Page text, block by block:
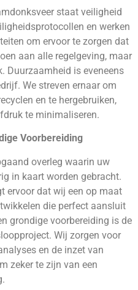
staat veiligheid
en werken
om ervoor te zorgen dat
aan alle regelgeving, maar
Duurzaamheid is eveneens
We streven ernaar om
en te hergebruiken,
te minimaliseren.
Voorbereiding
overleg waarin uw
in kaart worden gebracht.
ervoor dat wij een op maat
die perfect aansluit
grondige voorbereiding is de
Wij zorgen voor
en de inzet van
zeker te zijn van een